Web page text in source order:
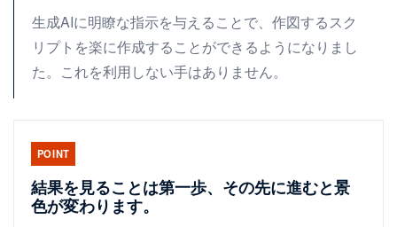
生成AIに明瞭な指示を与えることで、作図するスク
リプトを楽に作成することができるようになりまし
た。これを利用しない手はありません。
POINT
結果を見ることは第一歩、その先に進むと景
色が変わります。